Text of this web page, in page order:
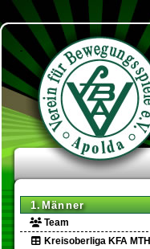
1.Männer
Team
Kreisoberliga KFA MTH